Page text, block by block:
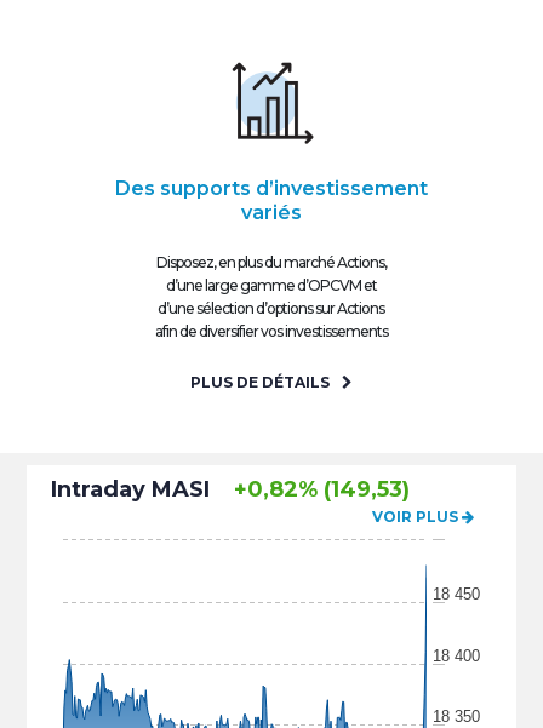
Des supports d’investissement
variés
Disposez, en plus du marché Actions,
d’une large gamme d’OPCVM et
d’une sélection d’options sur Actions
afin de diversifier vos investissements
PLUS DE DÉTAILS
Intraday MASI +0,82% (149,53)
VOIR PLUS
18 350
18 400
18 450